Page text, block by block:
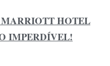
HOTEL
IMPERDÍVEL!